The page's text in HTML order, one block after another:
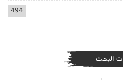
494
البحث